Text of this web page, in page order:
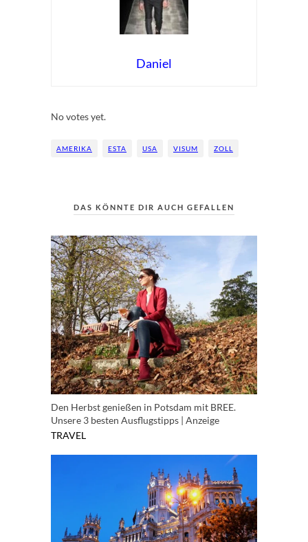
Daniel
No votes yet.
AMERIKA ESTA USA VISUM ZOLL
DAS KÖNNTE DIR AUCH GEFALLEN
Den Herbst genießen in Potsdam mit BREE.
Unsere 3 besten Ausflugstipps | Anzeige
TRAVEL